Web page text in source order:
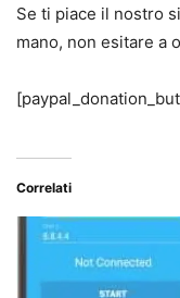
Se ti piace il nostro
mano, non esitare a
Correlati